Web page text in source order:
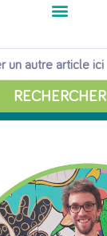
RECHERCHER